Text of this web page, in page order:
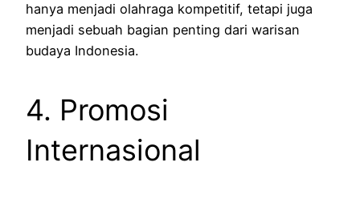
hanya menjadi olahraga kompetitif, tetapi juga
menjadi sebuah bagian penting dari warisan
budaya Indonesia.
4. Promosi
Internasional